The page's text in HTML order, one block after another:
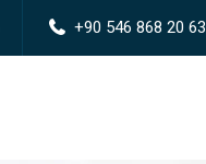
+90 546 868 20 63